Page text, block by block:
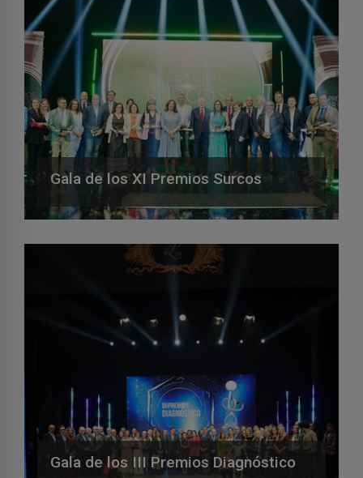
Gala de los XI Premios Surcos
Gala de los III Premios Diagnóstico